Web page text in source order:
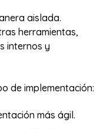
aislada.
herramientas,
internos y
de implementación:
más ágil.